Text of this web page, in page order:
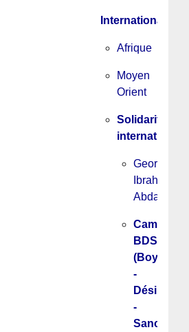
International
Afrique
Moyen
Orient
Solidarité
internationale
Georges
Ibrahim
Abdallah
BDS
(Boycott
-
-
Sanctions)